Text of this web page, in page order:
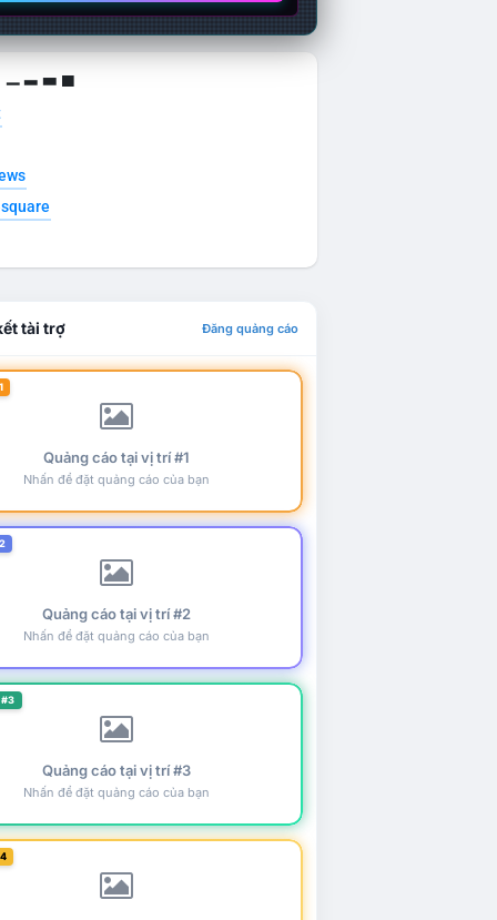
▁ ▂ ▃ ▄
tài trợ Đăng quảng cáo
Quảng cáo tại vị trí #1
Nhấn để đặt quảng cáo của bạn
Quảng cáo tại vị trí #2
Nhấn để đặt quảng cáo của bạn
Quảng cáo tại vị trí #3
Nhấn để đặt quảng cáo của bạn